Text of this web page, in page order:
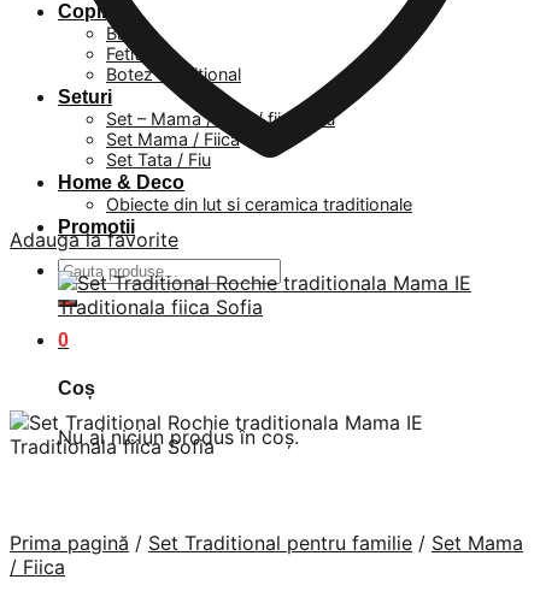
Copii
Baieti
Fetite
Botez Traditional
Seturi
Set – Mama / Tata / fiica / fiu
Set Mama / Fiica
Set Tata / Fiu
Home & Deco
Obiecte din lut si ceramica traditionale
Promotii
Caută
după:
0
Coș
Nu ai niciun produs în coș.
Adauga la favorite
Prima pagină / Set Traditional pentru familie / Set Mama
/ Fiica